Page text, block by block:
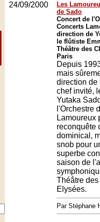
24/09/2000
Les
de Sado
Concert de
Concerts
direction de
le flûtiste
Théâtre des
Paris
Depuis
mais
direction de
chef invité,
Yutaka
l'Orchestre
Lamoureux
reconquête
dominical,
snob pour
superbe
saison de
Théâtre
Elysées.
Par Stéphane